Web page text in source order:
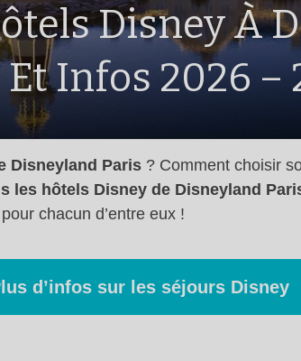
Disney À
Infos 2026 –
Disneyland Paris ? Comment choisir
les hôtels Disney de Disneyland
chacun d’entre eux !
d’infos sur les séjours Disney